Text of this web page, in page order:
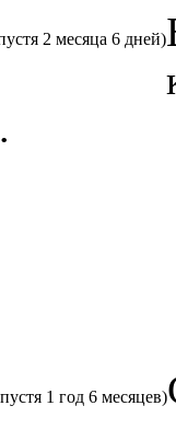
2 месяца 6 дней)
1 год 6 месяцев)